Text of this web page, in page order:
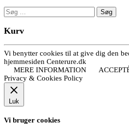
Søg
efter:
Kurv
Vi benytter cookies til at give dig den
hjemmesiden Centerure.dk
MERE INFORMATION
Privacy & Cookies Policy
Luk
Vi bruger cookies